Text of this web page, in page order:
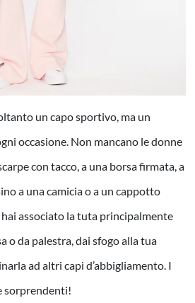
un capo sportivo, ma un
occasione. Non mancano le donne
con tacco, a una borsa firmata, a
a una camicia o a un cappotto
associato la tuta principalmente
o da palestra, dai sfogo alla tua
ad altri capi d’abbigliamento. I
sorprendenti!